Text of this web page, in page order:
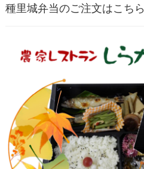
種里城弁当のご注文はこちら